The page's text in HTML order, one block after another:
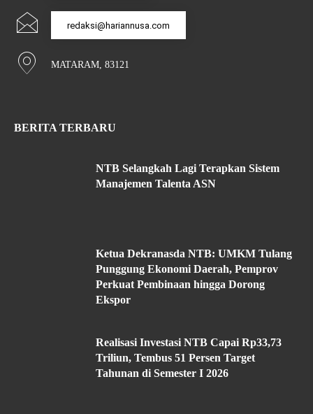
redaksi@hariannusa.com
MATARAM, 83121
BERITA TERBARU
NTB Selangkah Lagi Terapkan Sistem
Manajemen Talenta ASN
Ketua Dekranasda NTB: UMKM Tulang
Punggung Ekonomi Daerah, Pemprov
Perkuat Pembinaan hingga Dorong
Ekspor
Realisasi Investasi NTB Capai Rp33,73
Triliun, Tembus 51 Persen Target
Tahunan di Semester I 2026